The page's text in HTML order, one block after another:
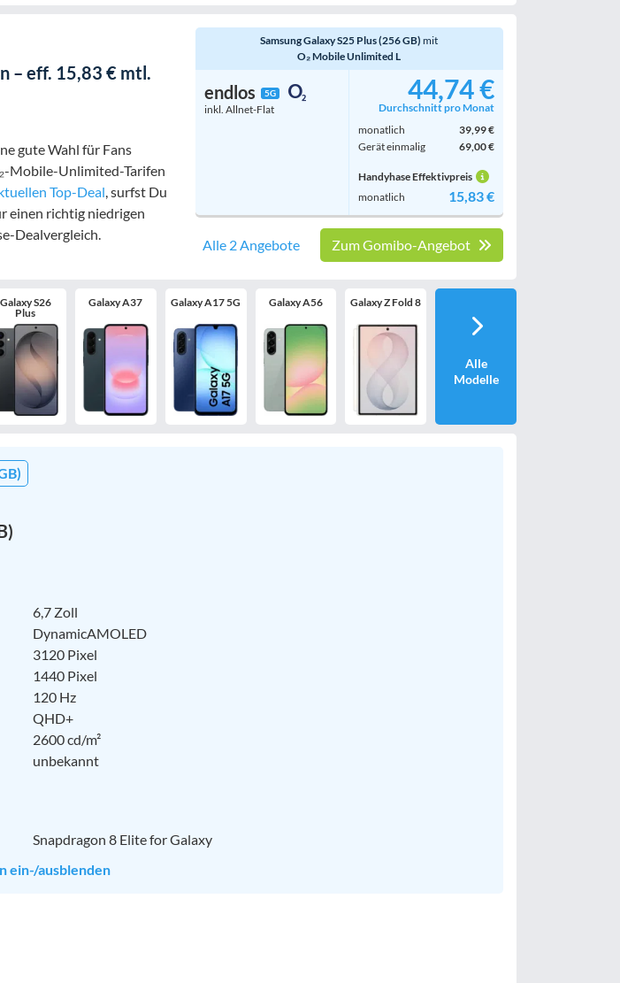
– eff. 15,83 € mtl.
gute Wahl für Fans
Mobile-Unlimited-Tarifen
Top-Deal, surfst Du
einen richtig niedrigen
Dealvergleich.
Samsung Galaxy S25 Plus (256 GB)mit
O₂ Mobile Unlimited L
endlos 5G
inkl. Allnet-Flat
44,74 €
Durchschnitt pro Monat
monatlich
39,99 €
Gerät einmalig
69,00 €
Handyhase Effektivpreis
monatlich
15,83 €
Zum Gomibo-Angebot
Alle 2 Angebote
Galaxy S26
Plus
Galaxy A37 Galaxy A17 5G Galaxy A56 Galaxy Z Fold 8
Alle
Modelle
6,7 Zoll
DynamicAMOLED
3120 Pixel
1440 Pixel
120 Hz
QHD+
2600 cd/m²
unbekannt
Snapdragon 8 Elite for Galaxy
ein-/ausblenden